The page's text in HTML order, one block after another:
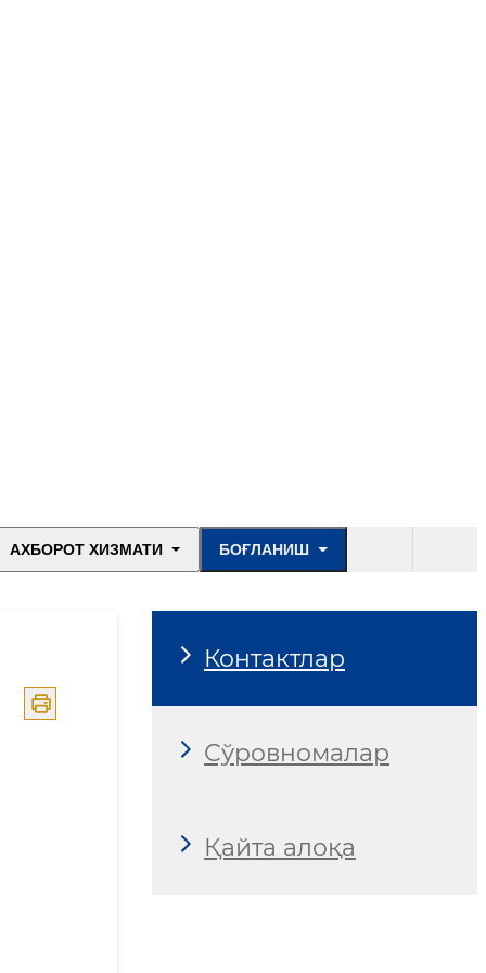
АХБОРОТ ХИЗМАТИ БОҒЛАНИШ
Контактлар
Сўровномалар
Қайта алоқа